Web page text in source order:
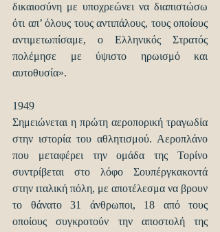
δικαιοσύνη με υποχρεώνει να διαπιστώσω
ότι απ’ όλους τους αντιπάλους, τους οποίους
αντιμετωπίσαμε, ο Ελληνικός Στρατός
πολέμησε με ύψιστο ηρωισμό και
αυτοθυσία».
1949
Σημειώνεται η πρώτη αεροπορική τραγωδία
στην ιστορία του αθλητισμού. Αεροπλάνο
που μεταφέρει την ομάδα της Τορίνο
συντρίβεται στο λόφο Σουπέργκακοντά
στην ιταλική πόλη, με αποτέλεσμα να βρουν
το θάνατο 31 άνθρωποι, 18 από τους
οποίους συγκροτούν την αποστολή της